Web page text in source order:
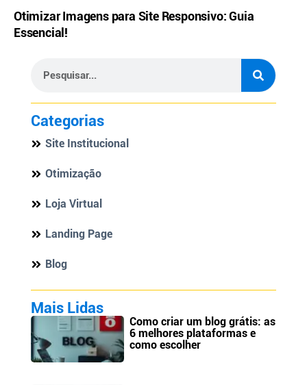
Otimizar Imagens para Site Responsivo: Guia
Essencial!
Categorias
Site Institucional
Otimização
Loja Virtual
Landing Page
Blog
Mais Lidas
Como criar um blog grátis: as
6 melhores plataformas e
como escolher